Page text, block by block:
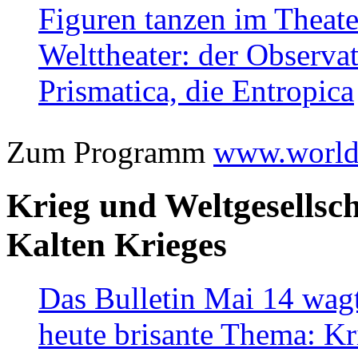
Figuren tanzen im
Welttheater: der
Prismatica, die Entropica
Zum Programm
Krieg und
Kalten Krieges
Das Bulletin Mai 14
heute brisante Thema: